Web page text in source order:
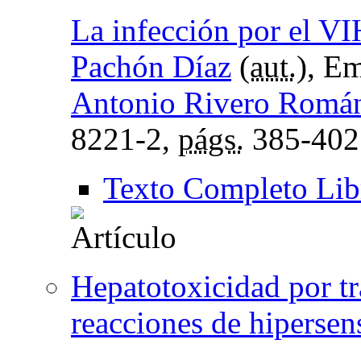
La infección por el
Pachón Díaz (aut.),
Antonio Rivero
8221-2, págs. 385-402
Texto Completo
Hepatotoxicidad por
reacciones de